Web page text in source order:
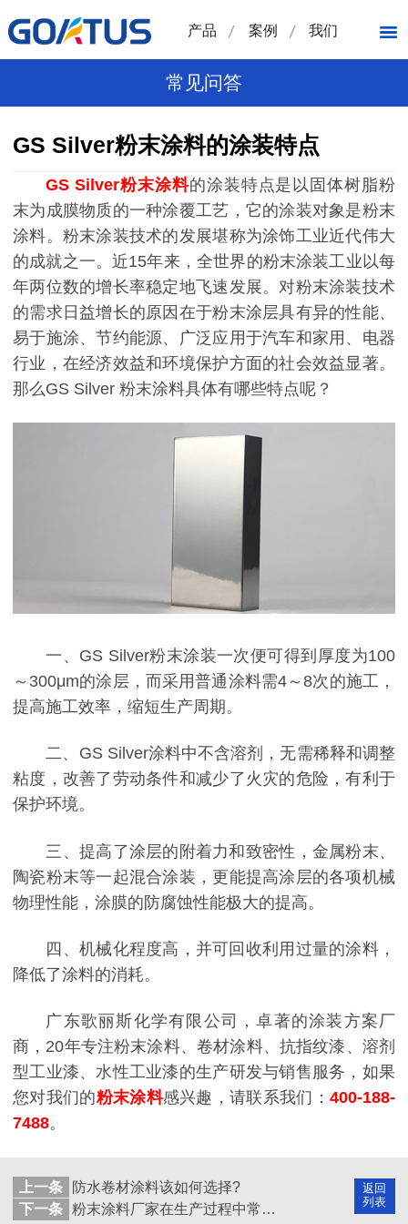
产品 案例 我们
常见问答
GS Silver粉末涂料的涂装特点
GS Silver粉末涂料的涂装特点是以固体树脂粉
末为成膜物质的一种涂覆工艺，它的涂装对象是粉末
涂料。粉末涂装技术的发展堪称为涂饰工业近代伟大
的成就之一。近15年来，全世界的粉末涂装工业以每
年两位数的增长率稳定地飞速发展。对粉末涂装技术
的需求日益增长的原因在于粉末涂层具有异的性能、
易于施涂、节约能源、广泛应用于汽车和家用、电器
行业，在经济效益和环境保护方面的社会效益显著。
那么GS Silver 粉末涂料具体有哪些特点呢？
一、GS Silver粉末涂装一次便可得到厚度为100
～300μm的涂层，而采用普通涂料需4～8次的施工，
提高施工效率，缩短生产周期。
二、GS Silver涂料中不含溶剂，无需稀释和调整
粘度，改善了劳动条件和减少了火灾的危险，有利于
保护环境。
三、提高了涂层的附着力和致密性，金属粉末、
陶瓷粉末等一起混合涂装，更能提高涂层的各项机械
物理性能，涂膜的防腐蚀性能极大的提高。
四、机械化程度高，并可回收利用过量的涂料，
降低了涂料的消耗。
广东歌丽斯化学有限公司，卓著的涂装方案厂
商，20年专注粉末涂料、卷材涂料、抗指纹漆、溶剂
型工业漆、水性工业漆的生产研发与销售服务，如果
您对我们的粉末涂料感兴趣，请联系我们：400-188-
7488。
返回
列表
上一条
防水卷材涂料该如何选择?
下一条
粉末涂料厂家在生产过程中常易出现的问题